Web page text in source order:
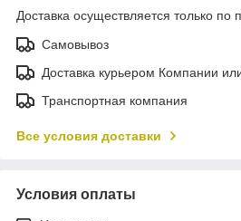
Доставка осуществляется только по
Самовывоз
Доставка курьером Компании
Транспортная компания
Все условия доставки
Условия оплаты